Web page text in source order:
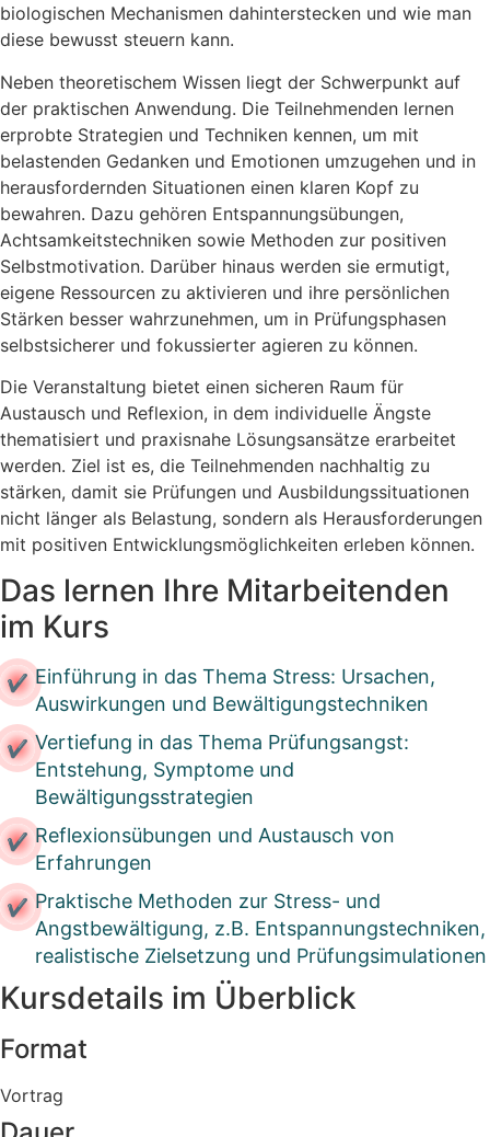
biologischen Mechanismen dahinterstecken und wie man
diese bewusst steuern kann.
Neben theoretischem Wissen liegt der Schwerpunkt auf
der praktischen Anwendung. Die Teilnehmenden lernen
erprobte Strategien und Techniken kennen, um mit
belastenden Gedanken und Emotionen umzugehen und in
herausfordernden Situationen einen klaren Kopf zu
bewahren. Dazu gehören Entspannungsübungen,
Achtsamkeitstechniken sowie Methoden zur positiven
Selbstmotivation. Darüber hinaus werden sie ermutigt,
eigene Ressourcen zu aktivieren und ihre persönlichen
Stärken besser wahrzunehmen, um in Prüfungsphasen
selbstsicherer und fokussierter agieren zu können.
Die Veranstaltung bietet einen sicheren Raum für
Austausch und Reflexion, in dem individuelle Ängste
thematisiert und praxisnahe Lösungsansätze erarbeitet
werden. Ziel ist es, die Teilnehmenden nachhaltig zu
stärken, damit sie Prüfungen und Ausbildungssituationen
nicht länger als Belastung, sondern als Herausforderungen
mit positiven Entwicklungsmöglichkeiten erleben können.
Das lernen Ihre Mitarbeitenden
im Kurs
Einführung in das Thema Stress: Ursachen,
Auswirkungen und Bewältigungstechniken
Vertiefung in das Thema Prüfungsangst:
Entstehung, Symptome und
Bewältigungsstrategien
Reflexionsübungen und Austausch von
Erfahrungen
Praktische Methoden zur Stress- und
Angstbewältigung, z.B. Entspannungstechniken,
realistische Zielsetzung und Prüfungsimulationen
Kursdetails im Überblick
Format
Vortrag